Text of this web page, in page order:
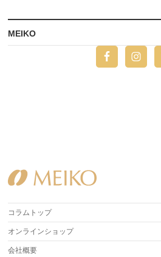
MEIKO
コラムトップ
オンラインショップ
会社概要